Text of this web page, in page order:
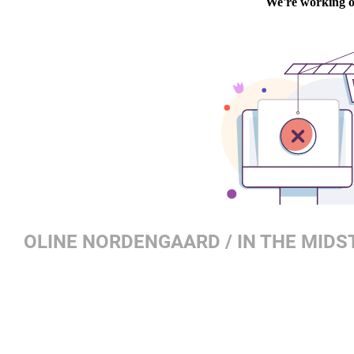
OLINE NORDENGAARD / IN THE